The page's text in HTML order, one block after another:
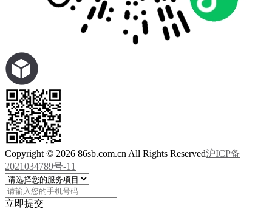
Copyright © 2026 86sb.com.cn All Rights Reserved沪ICP备
2021034789号-11
立即提交